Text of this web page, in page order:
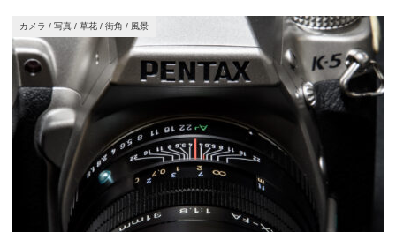
カメラ / 写真 / 草花 / 街角 / 風景